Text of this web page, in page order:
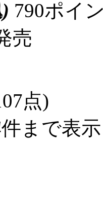
790ポイ
売
点)
件まで表示